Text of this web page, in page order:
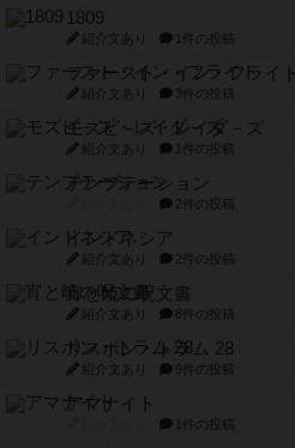
1809
紹介文あり 1件の投稿
ファースト・イン・フライト
紹介文あり 3件の投稿
モズビ－ズ・レイダ－ズ
紹介文あり 1件の投稿
テンプテーション
2件の投稿
インドネシア
紹介文あり 2件の投稿
宵と暁の呪文書
紹介文あり 8件の投稿
リスボン・トラム 28
紹介文あり 9件の投稿
アマナイト
1件の投稿